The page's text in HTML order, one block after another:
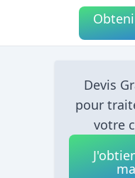
Devis
pour
votre